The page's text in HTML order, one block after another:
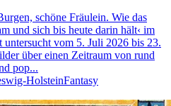
schöne Fräulein. Wie das
und sich bis heute darin hält‹ im
vom 5. Juli 2026 bis 23.
über einen Zeitraum von rund
pop...
HolsteinFantasy